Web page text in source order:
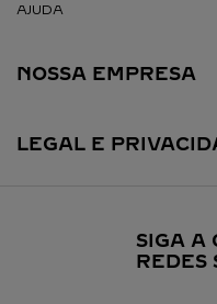
AJUDA
NOSSA EMPRESA
LEGAL E
SIGA A
REDES